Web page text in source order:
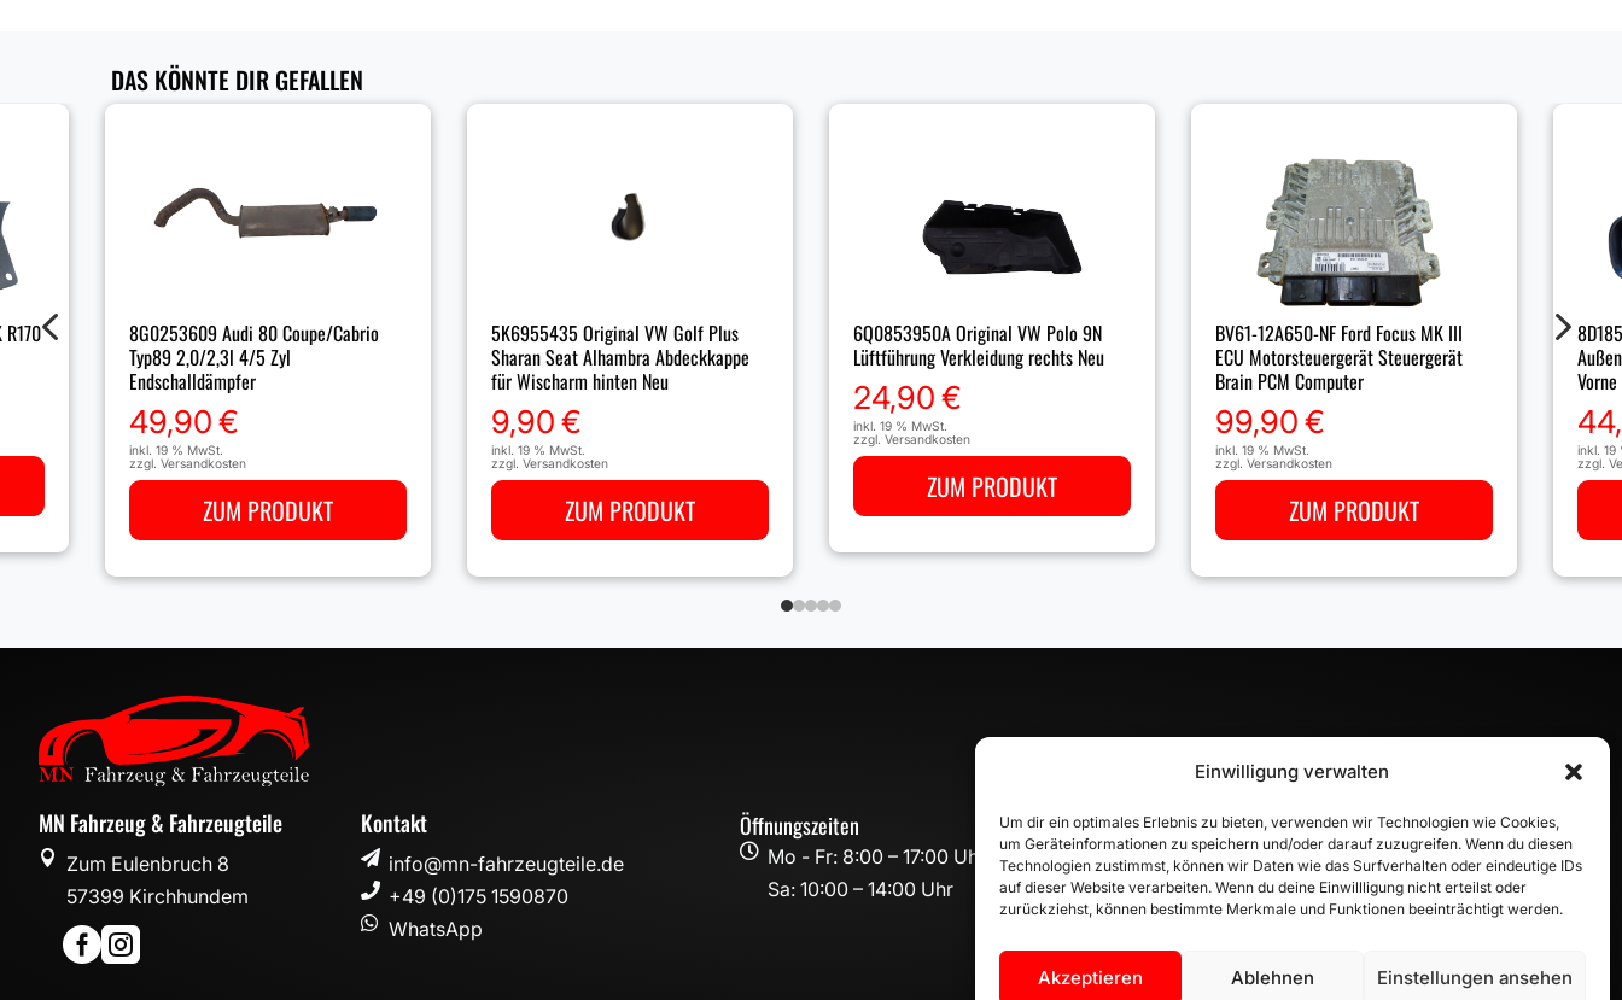
Einwilligung verwalten
Um dir ein optimales Erlebnis zu bieten, verwenden wir Technologien wie Cookies,
um Geräteinformationen zu speichern und/oder darauf zuzugreifen. Wenn du diesen
Technologien zustimmst, können wir Daten wie das Surfverhalten oder eindeutige IDs
auf dieser Website verarbeiten. Wenn du deine Einwillligung nicht erteilst oder
zurückziehst, können bestimmte Merkmale und Funktionen beeinträchtigt werden.
Akzeptieren Ablehnen Einstellungen ansehen
DAS KÖNNTE DIR GEFALLEN
8G0253609 Audi 80 Coupe/Cabrio
Typ89 2,0/2,3l 4/5 Zyl
Endschalldämpfer
49,90€
inkl. 19 % MwSt.
zzgl. Versandkosten
ZUM PRODUKT
5K6955435 Original VW Golf Plus
Sharan Seat Alhambra Abdeckkappe
für Wischarm hinten Neu
9,90€
inkl. 19 % MwSt.
zzgl. Versandkosten
ZUM PRODUKT
6Q0853950A Original VW Polo 9N
Lüftführung Verkleidung rechts Neu
24,90€
inkl. 19 % MwSt.
zzgl. Versandkosten
ZUM PRODUKT
BV61-12A650-NF Ford Focus MK III
ECU Motorsteuergerät Steuergerät
Brain PCM Computer
99,90€
inkl. 19 % MwSt.
zzgl. Versandkosten
ZUM PRODUKT
inkl. 19
zzgl.
4 5
MN Fahrzeug & Fahrzeugteile

Zum Eulenbruch 8
57399 Kirchhundem

Kontakt
 info@mn-fahrzeugteile.de
 +49 (0)175 1590870
 WhatsApp
Öffnungszeiten
 Mo - Fr: 8:00 – 17:00 Uhr
Sa: 10:00 – 14:00 Uhr
INFORMATION
Zahlungsarten
Versandinformationen
Widerrufsbelehrung